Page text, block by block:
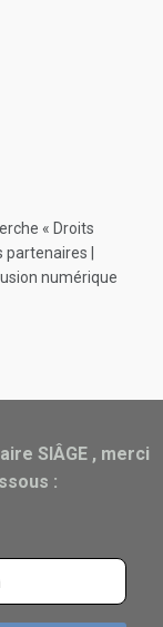
« Droits
|
numérique
SIÂGE , merci
: